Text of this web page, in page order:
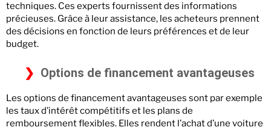
techniques. Ces experts fournissent des informations
précieuses. Grâce à leur assistance, les acheteurs prennent
des décisions en fonction de leurs préférences et de leur
budget.
Options de financement avantageuses
Les options de financement avantageuses sont par exemple
les taux d’intérêt compétitifs et les plans de
remboursement flexibles. Elles rendent l’achat d’une voiture